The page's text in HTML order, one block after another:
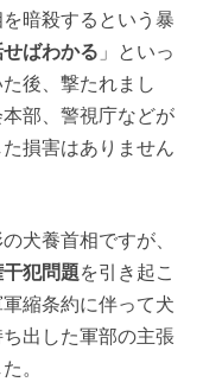
暗殺するという暴
せばわかる 」といっ
後、撃たれまし
部、警視庁などが
損害はありません
犬養首相ですが、
犯問題を引き起こ
縮条約に伴って犬
出した軍部の主張
。